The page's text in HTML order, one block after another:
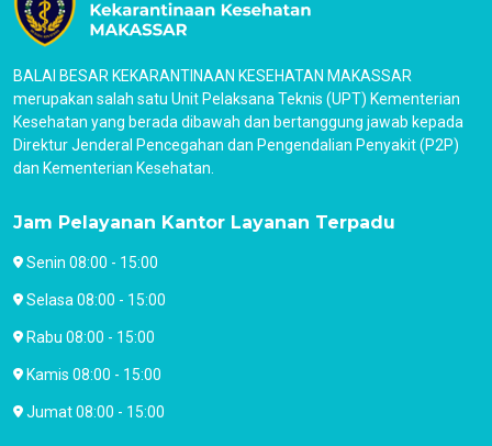
BALAI BESAR KEKARANTINAAN KESEHATAN MAKASSAR
merupakan salah satu Unit Pelaksana Teknis (UPT) Kementerian
Kesehatan yang berada dibawah dan bertanggung jawab kepada
Direktur Jenderal Pencegahan dan Pengendalian Penyakit (P2P)
dan Kementerian Kesehatan.
Jam Pelayanan Kantor Layanan Terpadu
Senin 08:00 - 15:00
Selasa 08:00 - 15:00
Rabu 08:00 - 15:00
Kamis 08:00 - 15:00
Jumat 08:00 - 15:00